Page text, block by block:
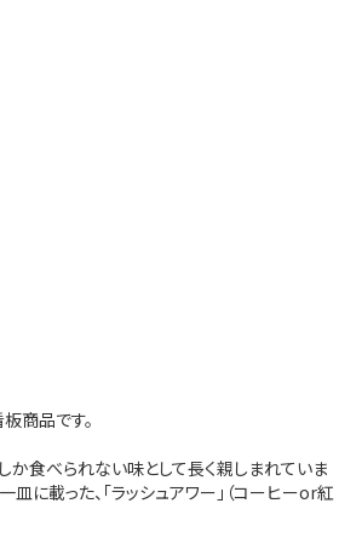
商品です。
しか食べられない味として長く親しまれていま
皿に載った、「ラッシュアワー」（コーヒーor紅